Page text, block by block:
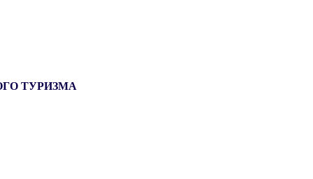
ТУРИЗМА